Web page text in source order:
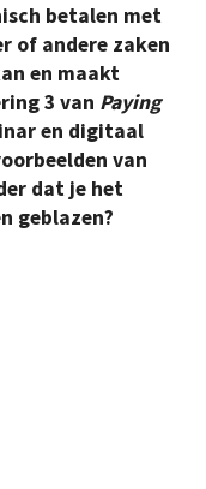
betalen met
of andere zaken
en maakt
3 van Paying
en digitaal
van
dat je het
geblazen?